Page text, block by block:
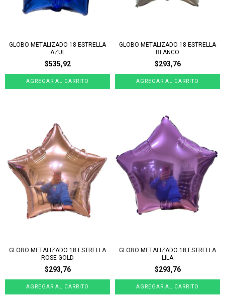
GLOBO METALIZADO 18 ESTRELLA
AZUL
$535,92
GLOBO METALIZADO 18 ESTRELLA
BLANCO
$293,76
GLOBO METALIZADO 18 ESTRELLA
ROSE GOLD
$293,76
GLOBO METALIZADO 18 ESTRELLA
LILA
$293,76